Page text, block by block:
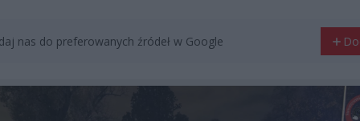
nas do preferowanych źródeł w Google